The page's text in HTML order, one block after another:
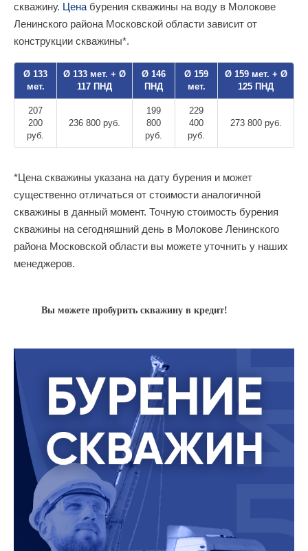
скважину. Цена бурения скважины на воду в Молокове
Ленинского района Московской области зависит от
конструкции скважины*.
Ø 133
мет.
Ø 133 мет. + Ø
117 ПНД
Ø 146
ПНД
Ø 159
мет.
Ø 159 мет. + Ø
125 ПНД
207
200
руб.
236 800 руб.
199
800
руб.
229
400
руб.
273 800 руб.
*Цена скважины указана на дату бурения и может
существенно отличаться от стоимости аналогичной
скважины в данный момент. Точную стоимость бурения
скважины на сегодняшний день в Молокове Ленинского
района Московской области вы можете уточнить у наших
менеджеров.
Вы можете пробурить скважину в кредит!